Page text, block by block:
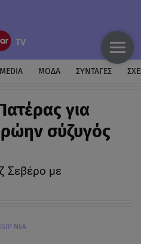
MEDIA ΜΟΔΑ ΣΥΝΤΑΓΕΣ
για
σύζυγός
Σεβέρο με
ΝΕΑ